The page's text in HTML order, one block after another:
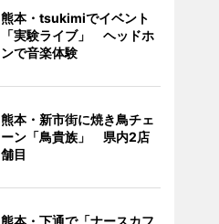
熊本・tsukimiでイベント
「実験ライブ」 ヘッドホ
ンで音楽体験
熊本・新市街に焼き鳥チェ
ーン「鳥貴族」 県内2店
舗目
熊本・下通で「ナースカフ